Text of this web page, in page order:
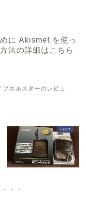
に Akismet を使っ
法の詳細はこちら
ホルスターのレビュ